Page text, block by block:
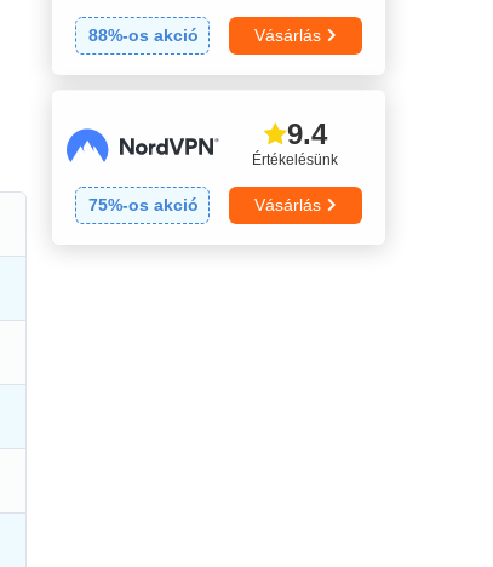
88%-os akció Vásárlás
Értékelésünk
9.4
75%-os akció Vásárlás